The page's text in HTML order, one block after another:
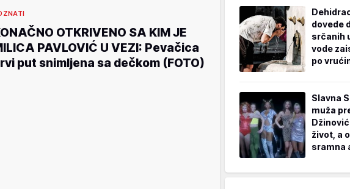
OTKRIVENO SA KIM JE
PAVLOVIĆ U VEZI: Pevačica
put snimljena sa dečkom (FOTO)
dovede
srčanih
vode
po
Slavna
muža
život, a
sramna